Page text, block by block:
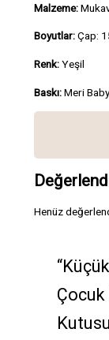
Malzeme:
Boyutlar:Çap:
Renk:Yeşil
Baskı:Meri
Henüz
Çocuk